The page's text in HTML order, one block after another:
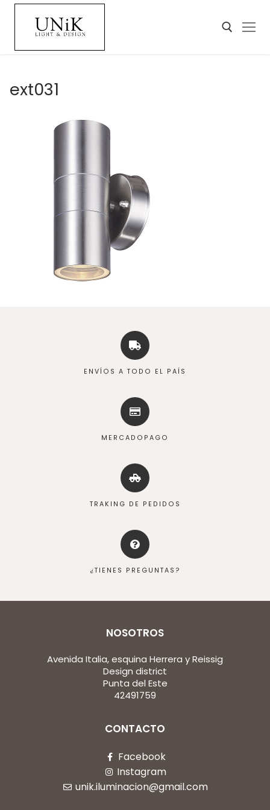
ext031
ENVÍOS A TODO EL PAÍS
MERCADOPAGO
TRAKING DE PEDIDOS
¿TIENES PREGUNTAS?
NOSOTROS
Avenida Italia, esquina Herrera y Reissig
Design district
Punta del Este
42491759
CONTACTO
Facebook
Instagram
unik.iluminacion@gmail.com